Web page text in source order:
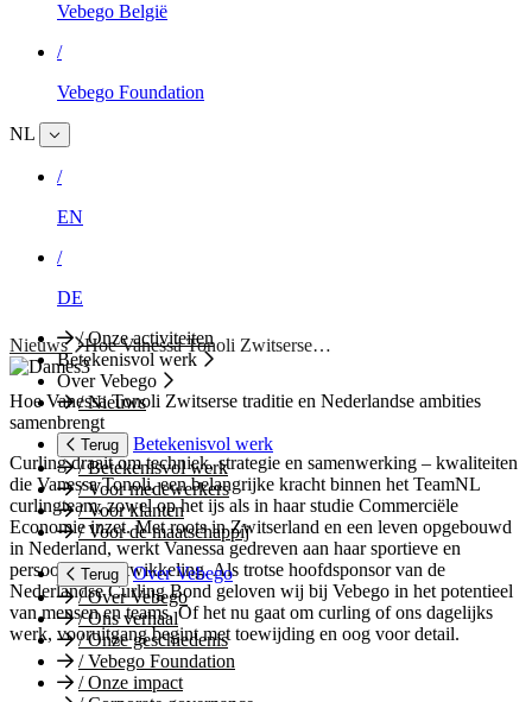
Vebego België
/
Vebego Foundation
NL
/
EN
/
DE
/Onze activiteiten
Betekenisvol werk
Over Vebego
/Nieuws
Terug
Betekenisvol werk
/Betekenisvol werk
/Voor medewerkers
/Voor klanten
/Voor de maatschappij
Terug
Over Vebego
/Over Vebego
/Ons verhaal
/Onze geschiedenis
/Vebego Foundation
/Onze impact
Nieuws Hoe Vanessa Tonoli Zwitserse…
Hoe Vanessa Tonoli Zwitserse traditie en Nederlandse ambities
samenbrengt
Curling draait om techniek, strategie en samenwerking – kwaliteiten
die Vanessa Tonoli, een belangrijke kracht binnen het TeamNL
curlingteam, zowel op het ijs als in haar studie Commerciële
Economie inzet. Met roots in Zwitserland en een leven opgebouwd
in Nederland, werkt Vanessa gedreven aan haar sportieve en
persoonlijke ontwikkeling. Als trotse hoofdsponsor van de
Nederlandse Curling Bond geloven wij bij Vebego in het potentieel
van mensen en teams. Of het nu gaat om curling of ons dagelijks
werk, vooruitgang begint met toewijding en oog voor detail.